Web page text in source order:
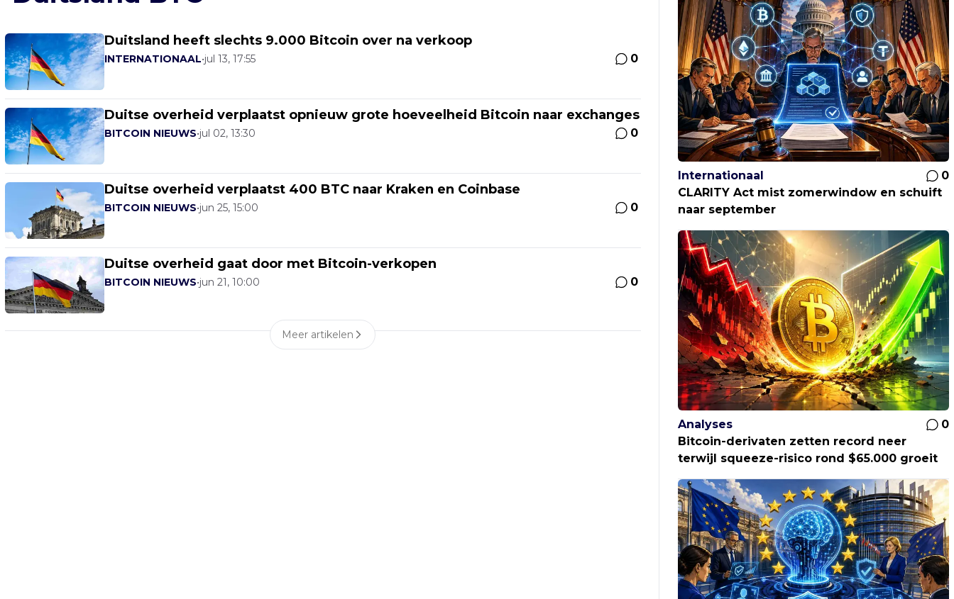
Duitsland heeft slechts 9.000 Bitcoin over na verkoop
INTERNATIONAAL•jul 13, 17:55 0
Duitse overheid verplaatst opnieuw grote hoeveelheid Bitcoin naar exchanges
BITCOIN NIEUWS•jul 02, 13:30 0
Duitse overheid verplaatst 400 BTC naar Kraken en Coinbase
BITCOIN NIEUWS•jun 25, 15:00 0
Duitse overheid gaat door met Bitcoin-verkopen
BITCOIN NIEUWS•jun 21, 10:00 0
Meer artikelen
Internationaal
0
CLARITY Act mist zomerwindow en schuift
naar september
Analyses
0
Bitcoin-derivaten zetten record neer
terwijl squeeze-risico rond $65.000 groeit